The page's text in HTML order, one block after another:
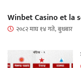
Winbet Casino et la
२०८२ माघ १४ गते, बुधबार